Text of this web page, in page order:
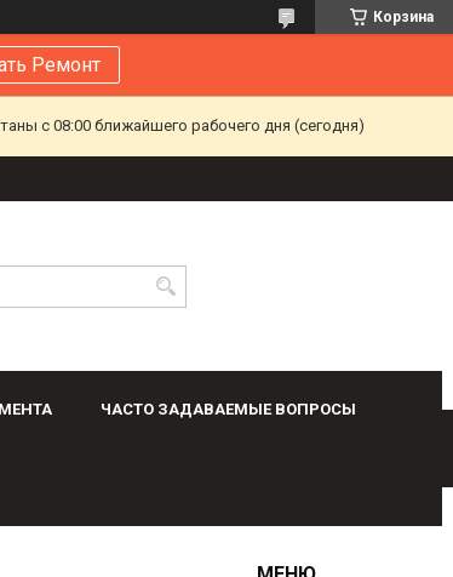
Корзина
Ремонт
с 08:00 ближайшего рабочего дня (сегодня)
ЧАСТО ЗАДАВАЕМЫЕ ВОПРОСЫ